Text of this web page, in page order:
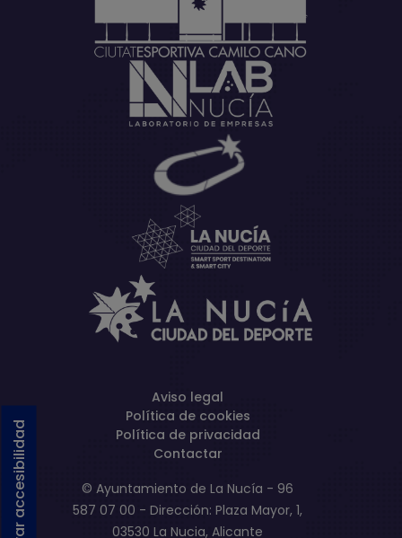
Activar accesibilidad
Aviso legal
Política de cookies
Política de privacidad
Contactar
© Ayuntamiento de La Nucía - 96
587 07 00 - Dirección: Plaza Mayor, 1,
03530 La Nucia, Alicante